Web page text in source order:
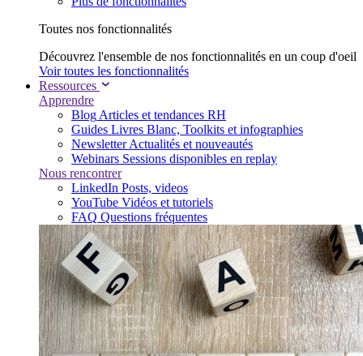
Toutes nos fonctionnalités
Découvrez l'ensemble de nos fonctionnalités en un coup d'oeil
Voir toutes les fonctionnalités
Ressources
Apprendre
Blog Articles et tendances RH
Guides Livres Blanc, Toolkits et infographies
Newsletter Actualités et nouveautés
Webinars Sessions disponibles en replay
Nous rencontrer
LinkedIn Posts, videos
YouTube Vidéos et tutoriels
FAQ Questions fréquentes